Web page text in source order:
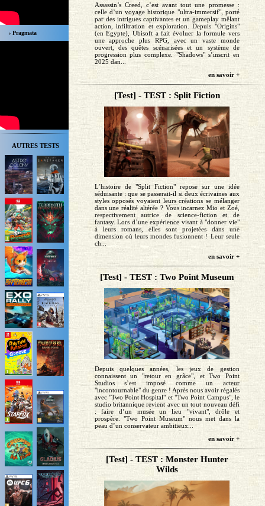
› Pragmata
AUTRES TESTS
Assassin’s Creed, c’est avant tout une promesse :
celle d’un voyage historique "ultra-immersif", porté
par des intrigues captivantes et un gameplay mêlant
action, infiltration et exploration. Depuis "Origins"
(en Egypte), Ubisoft a fait évoluer la formule vers
une approche plus RPG, avec un vaste monde
ouvert, des quêtes scénarisées et un système de
progression plus complexe. "Shadows" s’inscrit en
2025 dan...
en savoir +
[Test] - TEST : Split Fiction
L’histoire de "Split Fiction" repose sur une idée
séduisante : que se passerait-il si deux écrivaines aux
styles opposés voyaient leurs créations se mélanger
dans une réalité altérée ? Vous incarnez Mio et Zoé,
respectivement autrice de science-fiction et de
fantasy. Lors d’une expérience visant à "donner vie"
à leurs romans, elles sont projetées dans une
dimension où leurs mondes fusionnent ! Leur seule
ch...
en savoir +
[Test] - TEST : Two Point Museum
Depuis quelques années, les jeux de gestion
connaissent un "retour en grâce", et Two Point
Studios s’est imposé comme un acteur
"incontournable" du genre ! Après nous avoir régalés
avec "Two Point Hospital" et "Two Point Campus", le
studio britannique revient avec un tout nouveau défi
: faire d’un musée un lieu "vivant", drôle et
prospère. "Two Point Museum" nous met dans la
peau d’un conservateur ambitieux...
en savoir +
[Test] - TEST : Monster Hunter
Wilds